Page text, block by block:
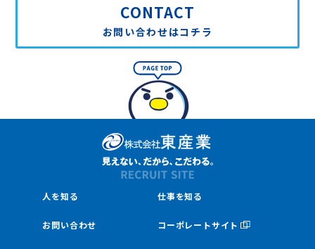
CONTACT
お問い合わせはコチラ
人を知る 仕事を知る
お問い合わせ コーポレートサイト